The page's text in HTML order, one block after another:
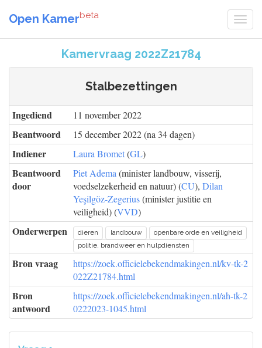
Open Kamerbeta
Kamervraag 2022Z21784
Stalbezettingen
Ingediend 11 november 2022
Beantwoord 15 december 2022 (na 34 dagen)
Indiener Laura Bromet(GL)
Beantwoord
door
Piet Adema (minister landbouw, visserij,
voedselzekerheid en natuur) (CU), Dilan
Yeşilgöz-Zegerius(minister justitie en
veiligheid) (VVD)
Onderwerpen dieren landbouw
openbare orde en veiligheid
politie, brandweer en hulpdiensten
Bron vraag
https://zoek.officielebekendmakingen.nl/kv-tk-2
022Z21784.html
Bron
antwoord
https://zoek.officielebekendmakingen.nl/ah-tk-2
0222023-1045.html